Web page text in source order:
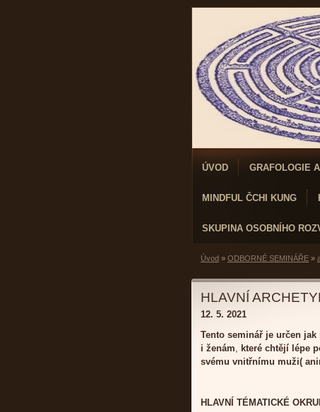
ÚVOD GRAFOLOGIE
MINDFUL ČCHI KUNG
SKUPINA OSOBNÍHO
Úvod » ODBORNÉ SEMINÁŘE »
HLAVNÍ
12. 5. 2021
Tento seminář je určen
i ženám, které chtějí lépe
svému vnitřnímu muži(
HLAVNÍ TÉMATICKÉ